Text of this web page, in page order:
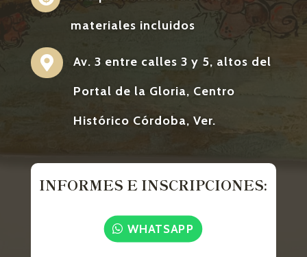
materiales incluidos

Av. 3 entre calles 3 y 5, altos del
Portal de la Gloria, Centro
Histórico Córdoba, Ver.
INFORMES E INSCRIPCIONES:
WHATSAPP